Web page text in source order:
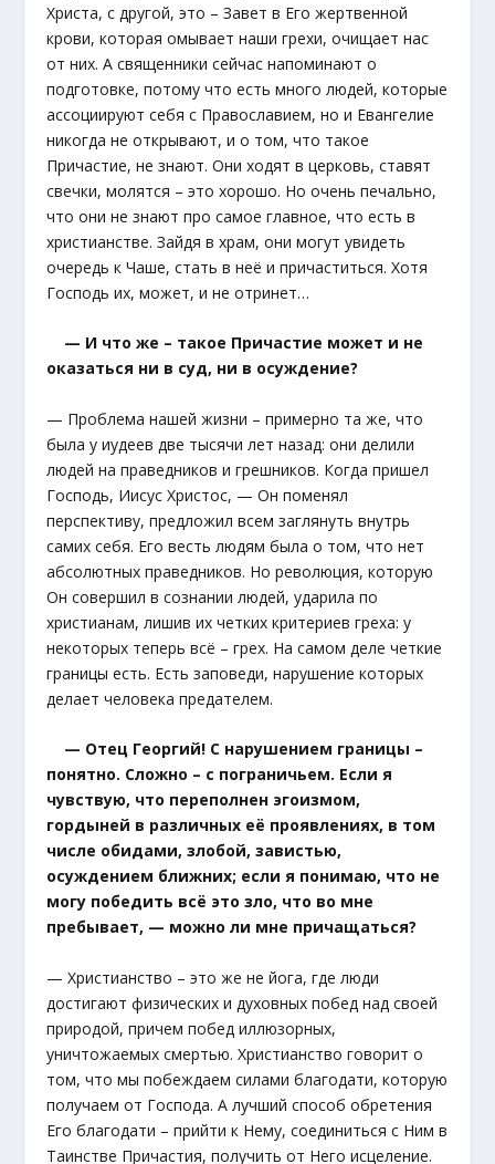
Христа, с другой, это – Завет в Его жертвенной
крови, которая омывает наши грехи, очищает нас
от них. А священники сейчас напоминают о
подготовке, потому что есть много людей, которые
ассоциируют себя с Православием, но и Евангелие
никогда не открывают, и о том, что такое
Причастие, не знают. Они ходят в церковь, ставят
свечки, молятся – это хорошо. Но очень печально,
что они не знают про самое главное, что есть в
христианстве. Зайдя в храм, они могут увидеть
очередь к Чаше, стать в неё и причаститься. Хотя
Господь их, может, и не отринет…
— И что же – такое Причастие может и не
оказаться ни в суд, ни в осуждение?
— Проблема нашей жизни – примерно та же, что
была у иудеев две тысячи лет назад: они делили
людей на праведников и грешников. Когда пришел
Господь, Иисус Христос, — Он поменял
перспективу, предложил всем заглянуть внутрь
самих себя. Его весть людям была о том, что нет
абсолютных праведников. Но революция, которую
Он совершил в сознании людей, ударила по
христианам, лишив их четких критериев греха: у
некоторых теперь всё – грех. На самом деле четкие
границы есть. Есть заповеди, нарушение которых
делает человека предателем.
— Отец Георгий! С нарушением границы –
понятно. Сложно – с пограничьем. Если я
чувствую, что переполнен эгоизмом,
гордыней в различных её проявлениях, в том
числе обидами, злобой, завистью,
осуждением ближних; если я понимаю, что не
могу победить всё это зло, что во мне
пребывает, — можно ли мне причащаться?
— Христианство – это же не йога, где люди
достигают физических и духовных побед над своей
природой, причем побед иллюзорных,
уничтожаемых смертью. Христианство говорит о
том, что мы побеждаем силами благодати, которую
получаем от Господа. А лучший способ обретения
Его благодати – прийти к Нему, соединиться с Ним в
Таинстве Причастия, получить от Него исцеление.